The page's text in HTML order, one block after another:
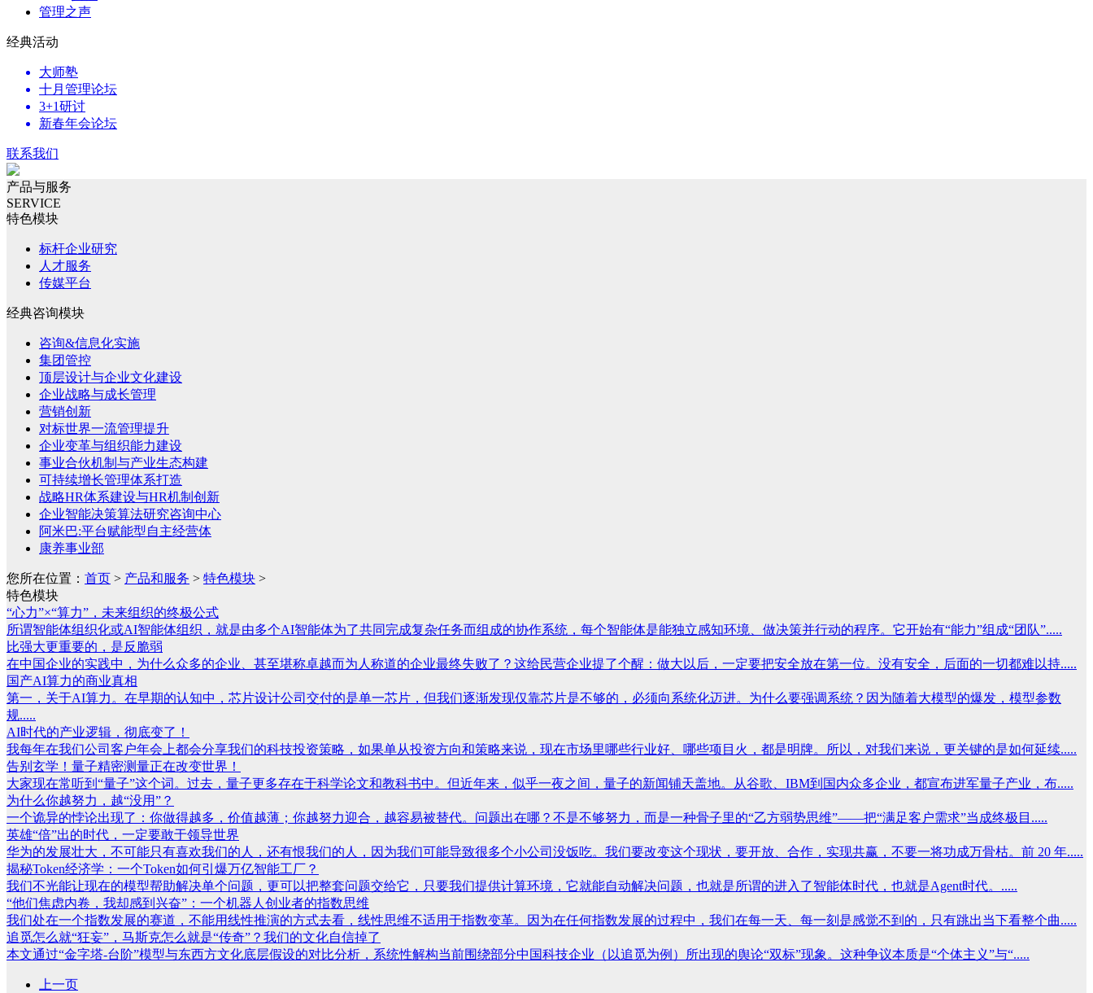
管理之声
经典活动
大师塾
十月管理论坛
3+1研讨
新春年会论坛
联系我们
产品与服务
SERVICE
特色模块
标杆企业研究
人才服务
传媒平台
经典咨询模块
咨询&信息化实施
集团管控
顶层设计与企业文化建设
企业战略与成长管理
营销创新
对标世界一流管理提升
企业变革与组织能力建设
事业合伙机制与产业生态构建
可持续增长管理体系打造
战略HR体系建设与HR机制创新
企业智能决策算法研究咨询中心
阿米巴:平台赋能型自主经营体
康养事业部
您所在位置： 首页 > 产品和服务 > 特色模块 >
特色模块
“心力”×“算力”，未来组织的终极公式
所谓智能体组织化或AI智能体组织，就是由多个AI智能体为了共同完成复杂任务而组成的协作系统，每个智能体是能独立感知环境、做决策并行动的程序。它开始有“能力”组成“团队”.....
比强大更重要的，是反脆弱
在中国企业的实践中，为什么众多的企业、甚至堪称卓越而为人称道的企业最终失败了？这给民营企业提了个醒：做大以后，一定要把安全放在第一位。没有安全，后面的一切都难以持.....
国产AI算力的商业真相
第一，关于AI算力。在早期的认知中，芯片设计公司交付的是单一芯片，但我们逐渐发现仅靠芯片是不够的，必须向系统化迈进。为什么要强调系统？因为随着大模型的爆发，模型参数
规.....
AI时代的产业逻辑，彻底变了！
我每年在我们公司客户年会上都会分享我们的科技投资策略，如果单从投资方向和策略来说，现在市场里哪些行业好、哪些项目火，都是明牌。所以，对我们来说，更关键的是如何延续.....
告别玄学！量子精密测量正在改变世界！
大家现在常听到“量子”这个词。过去，量子更多存在于科学论文和教科书中。但近年来，似乎一夜之间，量子的新闻铺天盖地。从谷歌、IBM到国内众多企业，都宣布进军量子产业，布.....
为什么你越努力，越“没用”？
一个诡异的悖论出现了：你做得越多，价值越薄；你越努力迎合，越容易被替代。问题出在哪？不是不够努力，而是一种骨子里的“乙方弱势思维”——把“满足客户需求”当成终极目.....
英雄“倍”出的时代，一定要敢于领导世界
华为的发展壮大，不可能只有喜欢我们的人，还有恨我们的人，因为我们可能导致很多个小公司没饭吃。我们要改变这个现状，要开放、合作，实现共赢，不要一将功成万骨枯。前 20 年.....
揭秘Token经济学：一个Token如何引爆万亿智能工厂？
我们不光能让现在的模型帮助解决单个问题，更可以把整套问题交给它，只要我们提供计算环境，它就能自动解决问题，也就是所谓的进入了智能体时代，也就是Agent时代。.....
“他们焦虑内卷，我却感到兴奋”：一个机器人创业者的指数思维
我们处在一个指数发展的赛道，不能用线性推演的方式去看，线性思维不适用于指数变革。因为在任何指数发展的过程中，我们在每一天、每一刻是感觉不到的，只有跳出当下看整个曲.....
追觅怎么就“狂妄”，马斯克怎么就是“传奇”？我们的文化自信掉了
本文通过“金字塔-台阶”模型与东西方文化底层假设的对比分析，系统性解构当前围绕部分中国科技企业（以追觅为例）所出现的舆论“双标”现象。这种争议本质是“个体主义”与“.....
上一页